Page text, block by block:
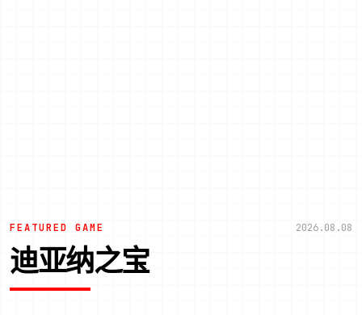
FEATURED GAME 2026.08.08
迪亚纳之宝